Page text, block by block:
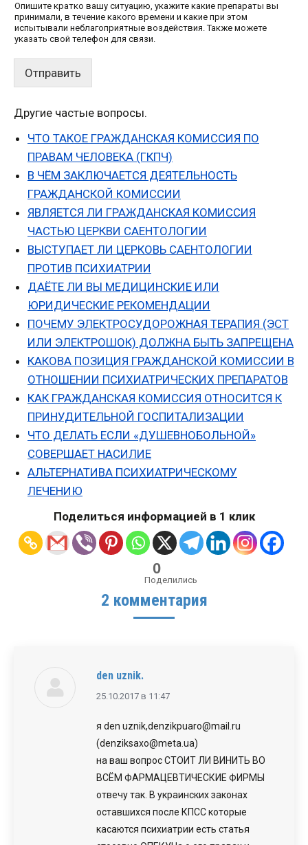
Опишите кратко вашу ситуацию, укажите какие препараты вы
принимали, в течение какого времени и какие при этом
испытывали неблагоприятные воздействия. Также можете
указать свой телефон для связи.
Отправить
Другие частые вопросы.
ЧТО ТАКОЕ ГРАЖДАНСКАЯ КОМИССИЯ ПО
ПРАВАМ ЧЕЛОВЕКА (ГКПЧ)
В ЧЁМ ЗАКЛЮЧАЕТСЯ ДЕЯТЕЛЬНОСТЬ
ГРАЖДАНСКОЙ КОМИССИИ
ЯВЛЯЕТСЯ ЛИ ГРАЖДАНСКАЯ КОМИССИЯ
ЧАСТЬЮ ЦЕРКВИ САЕНТОЛОГИИ
ВЫСТУПАЕТ ЛИ ЦЕРКОВЬ САЕНТОЛОГИИ
ПРОТИВ ПСИХИАТРИИ
ДАЁТЕ ЛИ ВЫ МЕДИЦИНСКИЕ ИЛИ
ЮРИДИЧЕСКИЕ РЕКОМЕНДАЦИИ
ПОЧЕМУ ЭЛЕКТРОСУДОРОЖНАЯ ТЕРАПИЯ (ЭСТ
ИЛИ ЭЛЕКТРОШОК) ДОЛЖНА БЫТЬ ЗАПРЕЩЕНА
КАКОВА ПОЗИЦИЯ ГРАЖДАНСКОЙ КОМИССИИ В
ОТНОШЕНИИ ПСИХИАТРИЧЕСКИХ ПРЕПАРАТОВ
КАК ГРАЖДАНСКАЯ КОМИССИЯ ОТНОСИТСЯ К
ПРИНУДИТЕЛЬНОЙ ГОСПИТАЛИЗАЦИИ
ЧТО ДЕЛАТЬ ЕСЛИ «ДУШЕВНОБОЛЬНОЙ»
СОВЕРШАЕТ НАСИЛИЕ
АЛЬТЕРНАТИВА ПСИХИАТРИЧЕСКОМУ
ЛЕЧЕНИЮ
Поделиться информацией в 1 клик
0
Поделились
2 комментария
den uznik.
говорит:
25.10.2017 в 11:47
я den uznik,denzikpuaro@mail.ru
(denziksaxo@meta.ua)
на ваш вопрос СТОИТ ЛИ ВИНИТЬ ВО
ВСЁМ ФАРМАЦЕВТИЧЕСКИЕ ФИРМЫ
отвечу так. В украинских законах
оставшихся после КПСС которые
касаются психиатрии есть статья